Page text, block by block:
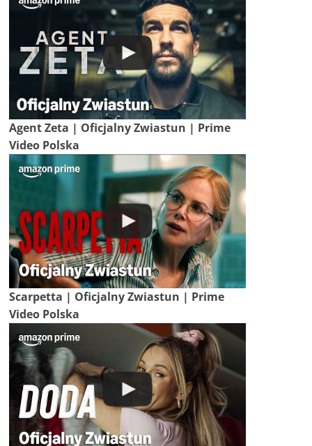
Agent Zeta | Oficjalny Zwiastun | Prime
Video Polska
Scarpetta | Oficjalny Zwiastun | Prime
Video Polska